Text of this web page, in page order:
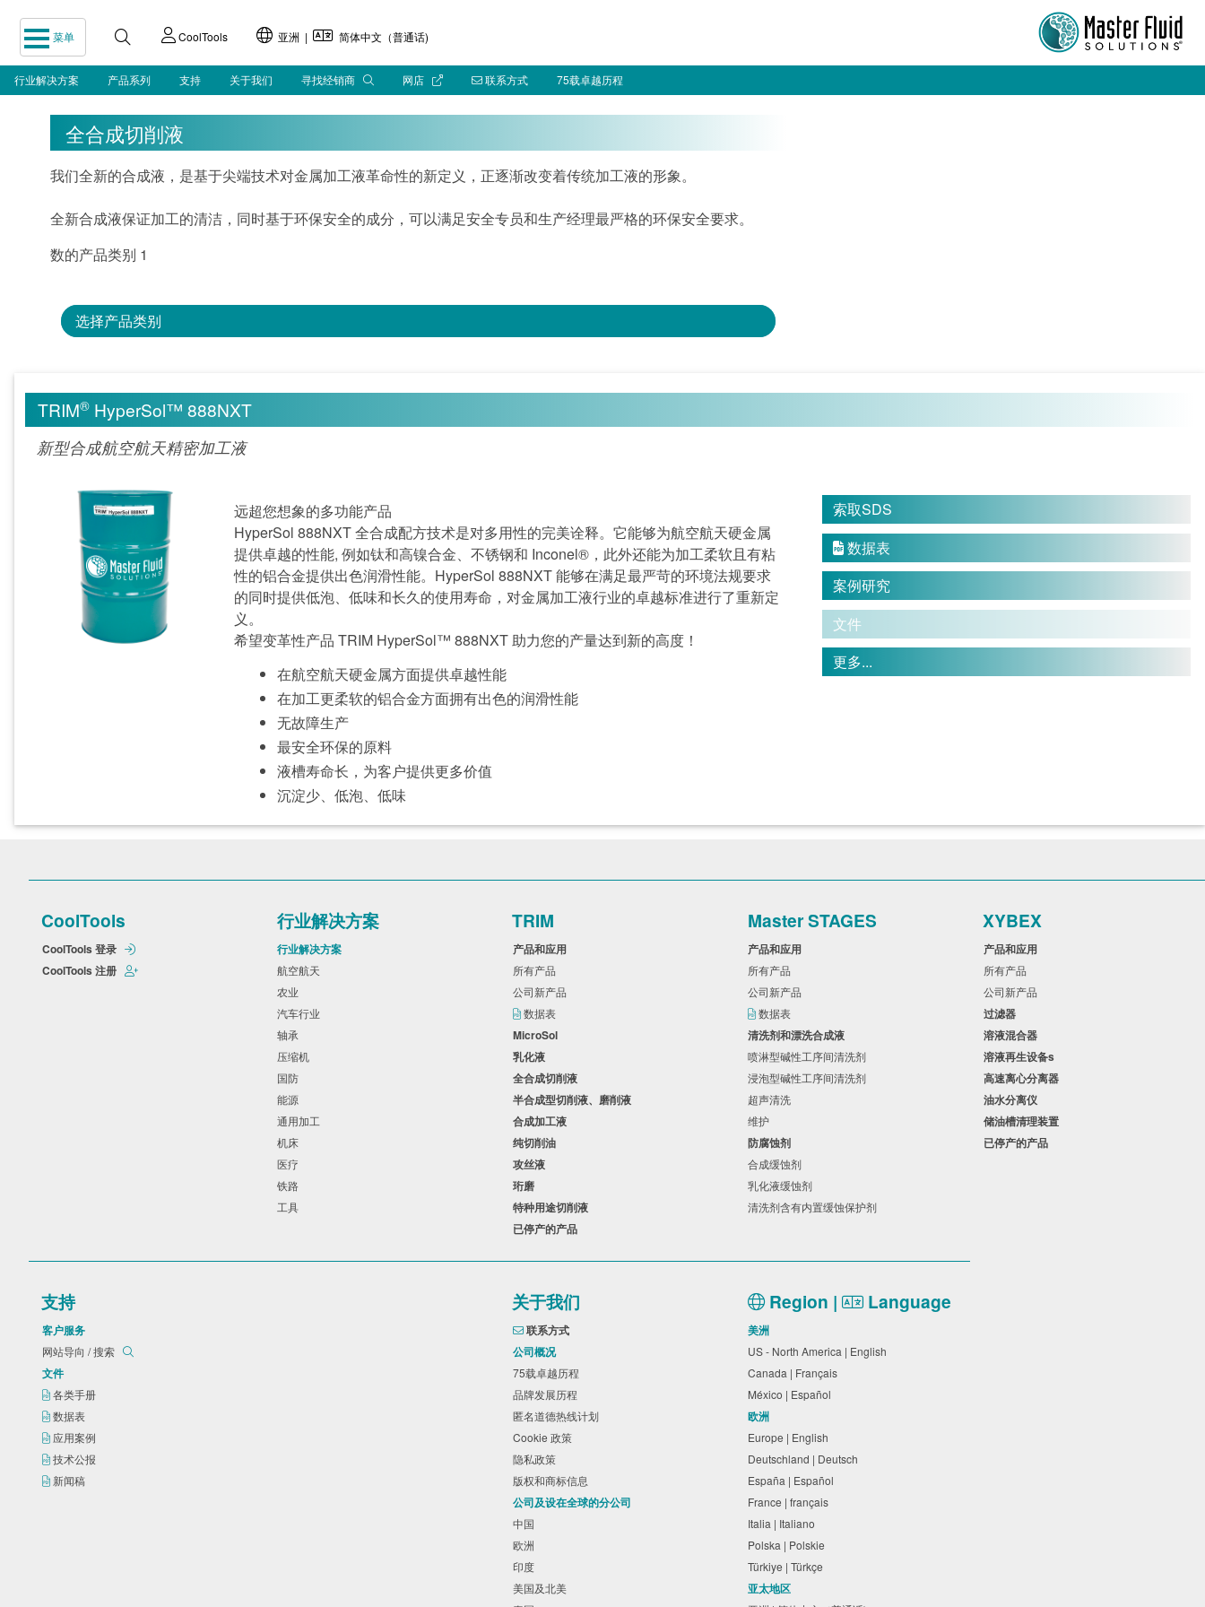
菜单 CoolTools 亚洲 | 简体中文（普通话)
行业解决方案 产品系列 支持 关于我们 寻找经销商 网店 联系方式 75载卓越历程
全合成切削液
我们全新的合成液，是基于尖端技术对金属加工液革命性的新定义，正逐渐改变着传统加工液的形象。
全新合成液保证加工的清洁，同时基于环保安全的成分，可以满足安全专员和生产经理最严格的环保安全要求。
数的产品类别 1
选择产品类别
TRIM® HyperSol™ 888NXT
新型合成航空航天精密加工液
远超您想象的多功能产品
HyperSol 888NXT 全合成配方技术是对多用性的完美诠释。它能够为航空航天硬金属
提供卓越的性能, 例如钛和高镍合金、不锈钢和 Inconel®，此外还能为加工柔软且有粘
性的铝合金提供出色润滑性能。HyperSol 888NXT 能够在满足最严苛的环境法规要求
的同时提供低泡、低味和长久的使用寿命，对金属加工液行业的卓越标准进行了重新定
义。
希望变革性产品 TRIM HyperSol™ 888NXT 助力您的产量达到新的高度！
在航空航天硬金属方面提供卓越性能
在加工更柔软的铝合金方面拥有出色的润滑性能
无故障生产
最安全环保的原料
液槽寿命长，为客户提供更多价值
沉淀少、低泡、低味
索取SDS
 数据表
案例研究
文件
更多...
CoolTools
CoolTools 登录
CoolTools 注册
行业解决方案
行业解决方案
航空航天
农业
汽车行业
轴承
压缩机
国防
能源
通用加工
机床
医疗
铁路
工具
TRIM
产品和应用
所有产品
公司新产品
数据表
MicroSol
乳化液
全合成切削液
半合成型切削液、磨削液
合成加工液
纯切削油
攻丝液
珩磨
特种用途切削液
已停产的产品
Master STAGES
产品和应用
所有产品
公司新产品
数据表
清洗剂和漂洗合成液
喷淋型碱性工序间清洗剂
浸泡型碱性工序间清洗剂
超声清洗
维护
防腐蚀剂
合成缓蚀剂
乳化液缓蚀剂
清洗剂含有内置缓蚀保护剂
XYBEX
产品和应用
所有产品
公司新产品
过滤器
溶液混合器
溶液再生设备s
高速离心分离器
油水分离仪
储油槽清理装置
已停产的产品
支持
客户服务
网站导向 / 搜索
文件
各类手册
数据表
应用案例
技术公报
新闻稿
关于我们
联系方式
公司概况
75载卓越历程
品牌发展历程
匿名道德热线计划
Cookie 政策
隐私政策
版权和商标信息
公司及设在全球的分公司
中国
欧洲
印度
美国及北美
Region | Language
美洲
US - North America | English
Canada | Français
México | Español
欧洲
Europe | English
Deutschland | Deutsch
España | Español
France | français
Italia | Italiano
Polska | Polskie
Türkiye | Türkçe
亚太地区